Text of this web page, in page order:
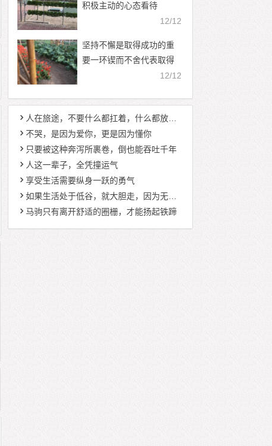
积极主动的心态看待
12/12
坚持不懈是取得成功的重
要一环锲而不舍代表取得
12/12
人在旅途，不要什么都扛着，什么都放不下
不哭，是因为爱你，更是因为懂你
只要被这种奔泻所裹卷，倒也能吞吐千年
人这一辈子，全凭撞运气
享受生活需要纵身一跃的勇气
如果生活处于低谷，就大胆走，因为无论怎样你都是在向上
马驹只有离开舒适的圈栅，才能扬起铁蹄